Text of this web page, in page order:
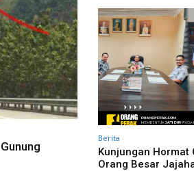
Berita
Kunjungan Hormat
Orang Besar